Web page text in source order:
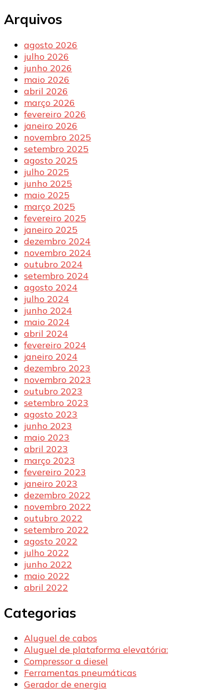
Arquivos
agosto 2026
julho 2026
junho 2026
maio 2026
abril 2026
março 2026
fevereiro 2026
janeiro 2026
novembro 2025
setembro 2025
agosto 2025
julho 2025
junho 2025
maio 2025
março 2025
fevereiro 2025
janeiro 2025
dezembro 2024
novembro 2024
outubro 2024
setembro 2024
agosto 2024
julho 2024
junho 2024
maio 2024
abril 2024
fevereiro 2024
janeiro 2024
dezembro 2023
novembro 2023
outubro 2023
setembro 2023
agosto 2023
junho 2023
maio 2023
abril 2023
março 2023
fevereiro 2023
janeiro 2023
dezembro 2022
novembro 2022
outubro 2022
setembro 2022
agosto 2022
julho 2022
junho 2022
maio 2022
abril 2022
Categorias
Aluguel de cabos
Aluguel de plataforma elevatória:
Compressor a diesel
Ferramentas pneumáticas
Gerador de energia